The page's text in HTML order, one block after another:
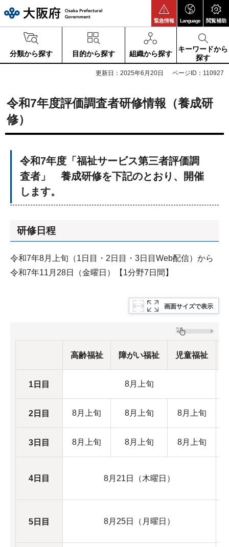
緊急情報 Language 閲覧補助
分類から探す 目的から探す 組織から探す
キーワードから
探す
更新日：2025年6月20日 ページID：110927
令和7年度評価調査者研修情報（養成研
修）
令和7年度「福祉サービス第三者評価調
査者」 養成研修を下記のとおり、開催
します。
研修日程
令和7年8月上旬（1日目・2日目・3日目Web配信）から
令和7年11月28日（金曜日）【1分野7日間】
画面サイズで表示
高齢福祉 障がい福祉 児童福祉
1日目 8月上旬
2日目 8月上旬 8月上旬 8月上旬
3日目 8月上旬 8月上旬 8月上旬
4日目 8月21日（木曜日）
5日目 8月25日（月曜日）